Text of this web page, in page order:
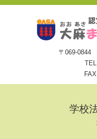
〒069-0844
TEL
学校